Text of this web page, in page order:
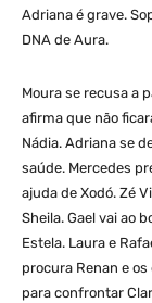
Adriana é grave.
DNA de Aura.
Moura se recusa a
afirma que não
Nádia. Adriana se
saúde. Mercedes
ajuda de Xodó. Zé
Sheila. Gael vai ao
Estela. Laura e
procura Renan e
para confrontar